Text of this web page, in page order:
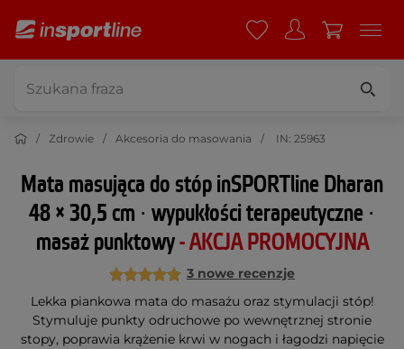
Zdrowie Akcesoria do masowania IN: 25963
Mata masująca do stóp inSPORTline Dharan
48 × 30,5 cm ∙ wypukłości terapeutyczne ∙
masaż punktowy- AKCJA PROMOCYJNA
3 nowe recenzje
Lekka piankowa mata do masażu oraz stymulacji stóp!
Stymuluje punkty odruchowe po wewnętrznej stronie
stopy, poprawia krążenie krwi w nogach i łagodzi napięcie